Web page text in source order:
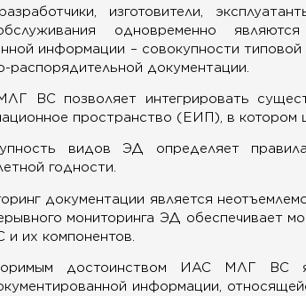
изготовители,
одновременно являются
информации – совокупности типовой
распорядительной документации.
ВС позволяет интегрировать
пространство (ЕИП), в котором
видов ЭД определяет
годности.
документации является
мониторинга ЭД обеспечивает
и их компонентов.
достоинством ИАС МЛГ ВС
информации,